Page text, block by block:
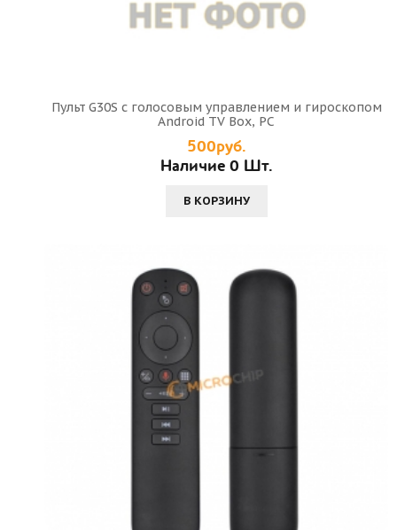
Пульт G30S с голосовым управлением и гироскопом
Android TV Box, PC
500руб.
Наличие 0 Шт.
В КОРЗИНУ